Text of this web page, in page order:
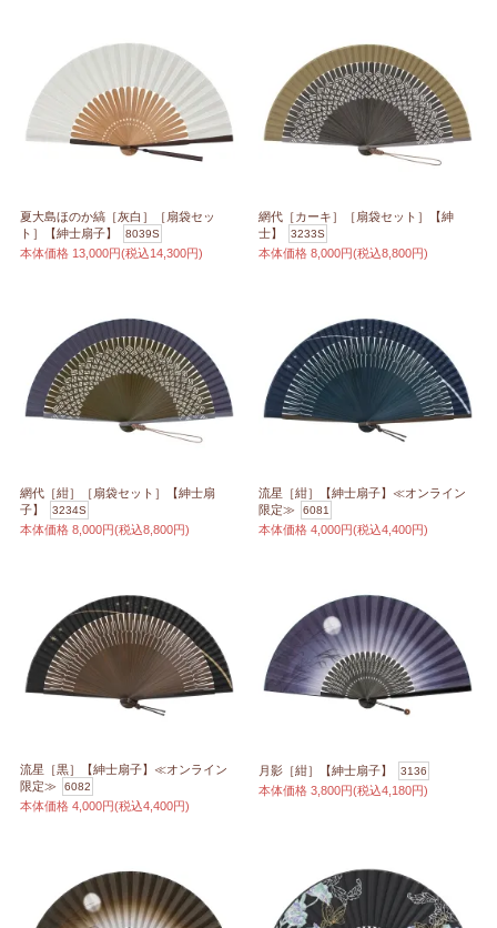
夏大島ほのか縞［灰白］［扇袋セッ
ト］【紳士扇子】
8039S
本体価格 13,000円(税込14,300円)
網代［カーキ］［扇袋セット］【紳
士】
3233S
本体価格 8,000円(税込8,800円)
網代［紺］［扇袋セット］【紳士扇
子】
3234S
本体価格 8,000円(税込8,800円)
流星［紺］【紳士扇子】≪オンライン
限定≫
6081
本体価格 4,000円(税込4,400円)
流星［黒］【紳士扇子】≪オンライン
限定≫
6082
本体価格 4,000円(税込4,400円)
月影［紺］【紳士扇子】 3136
本体価格 3,800円(税込4,180円)